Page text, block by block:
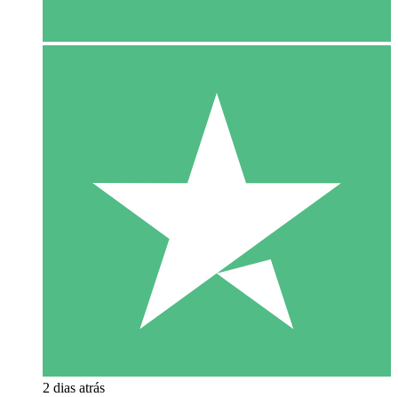
2 dias atrás